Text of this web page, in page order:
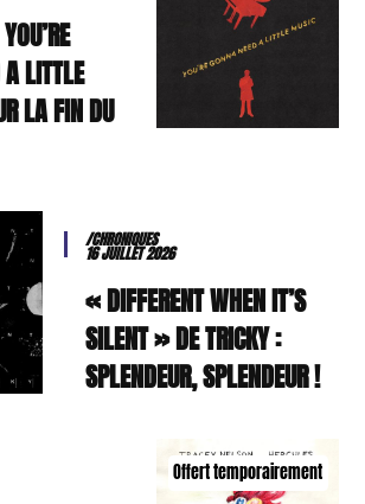
A LITTLE
LA FIN DU
/CHRONIQUES
16 JUILLET 2026
« DIFFERENT WHEN IT’S
SILENT » DE TRICKY :
SPLENDEUR, SPLENDEUR !
Offert temporairement